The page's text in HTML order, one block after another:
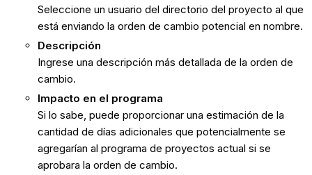
Seleccione un usuario del directorio del proyecto al que
está enviando la orden de cambio potencial en nombre.
Descripción
Ingrese una descripción más detallada de la orden de
cambio.
Impacto en el programa
Si lo sabe, puede proporcionar una estimación de la
cantidad de días adicionales que potencialmente se
agregarían al programa de proyectos actual si se
aprobara la orden de cambio.